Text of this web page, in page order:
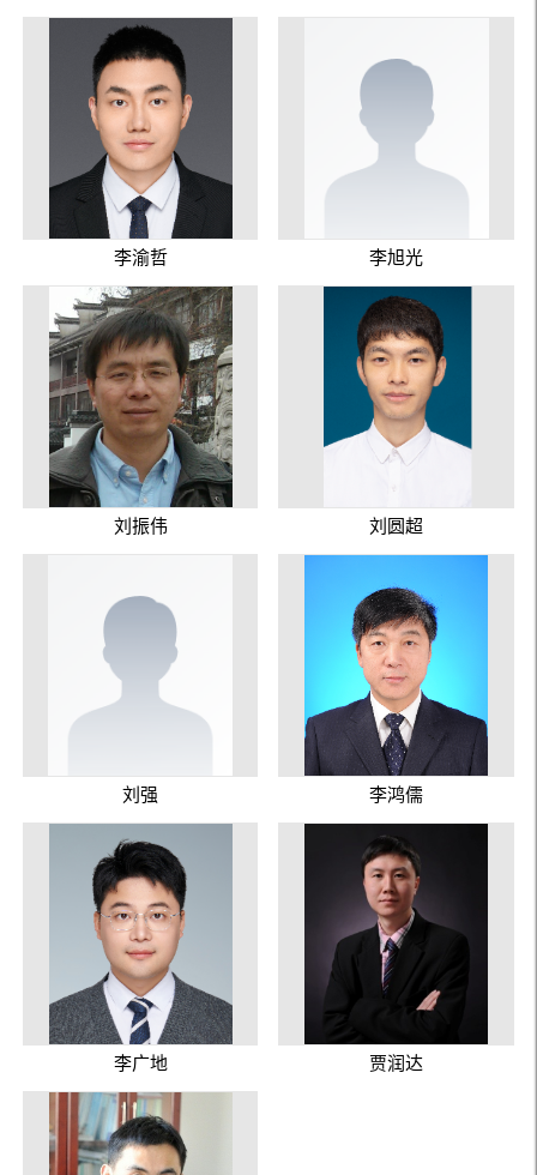
李渝哲 李旭光
刘振伟 刘圆超
刘强 李鸿儒
李广地 贾润达